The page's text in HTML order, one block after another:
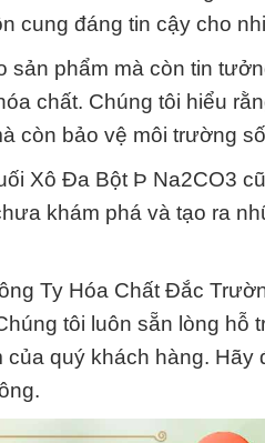
cung đáng tin cậy cho
sản phẩm mà còn tin
chất. Chúng tôi hiểu
còn bảo vệ môi trường
Xô Đa Bột Þ Na2CO3
khám phá và tạo ra
Ty Hóa Chất Đắc
tôi luôn sẵn lòng hỗ
quý khách hàng.